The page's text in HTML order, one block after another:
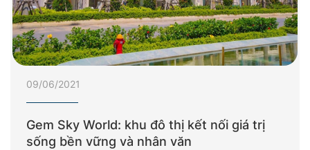
09/06/2021
Gem Sky World: khu đô thị kết nối giá trị
sống bền vững và nhân văn